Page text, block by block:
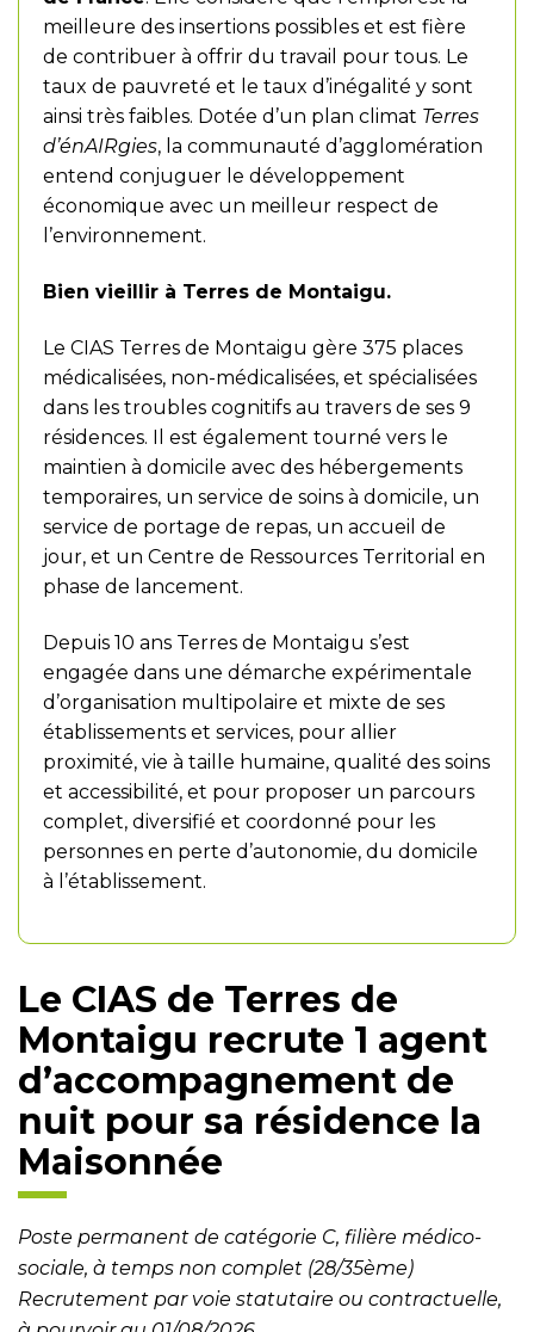
meilleure des insertions possibles et est fière
de contribuer à offrir du travail pour tous. Le
taux de pauvreté et le taux d’inégalité y sont
ainsi très faibles. Dotée d’un plan climat Terres
d’énAIRgies, la communauté d’agglomération
entend conjuguer le développement
économique avec un meilleur respect de
l’environnement.
Bien vieillir à Terres de Montaigu.
Le CIAS Terres de Montaigu gère 375 places
médicalisées, non-médicalisées, et spécialisées
dans les troubles cognitifs au travers de ses 9
résidences. Il est également tourné vers le
maintien à domicile avec des hébergements
temporaires, un service de soins à domicile, un
service de portage de repas, un accueil de
jour, et un Centre de Ressources Territorial en
phase de lancement.
Depuis 10 ans Terres de Montaigu s’est
engagée dans une démarche expérimentale
d’organisation multipolaire et mixte de ses
établissements et services, pour allier
proximité, vie à taille humaine, qualité des soins
et accessibilité, et pour proposer un parcours
complet, diversifié et coordonné pour les
personnes en perte d’autonomie, du domicile
à l’établissement.
Le CIAS de Terres de
Montaigu recrute 1 agent
d’accompagnement de
nuit pour sa résidence la
Maisonnée
Poste permanent de catégorie C, filière médico-
sociale, à temps non complet (28/35ème)
Recrutement par voie statutaire ou contractuelle,